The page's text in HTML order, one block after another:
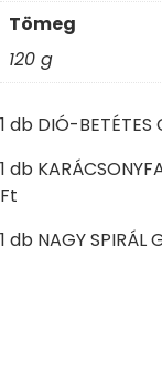
Tömeg
120 g
1 db DIÓ-BETÉTES
1 db
Ft
1 db NAGY SPIRÁL